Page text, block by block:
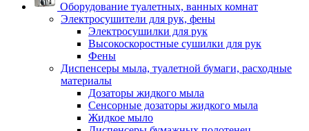
Оборудование туалетных, ванных комнат
Электросушители для рук, фены
Электросушилки для рук
Высокоскоростные сушилки для рук
Фены
Диспенсеры мыла, туалетной бумаги, расходные
материалы
Дозаторы жидкого мыла
Сенсорные дозаторы жидкого мыла
Жидкое мыло